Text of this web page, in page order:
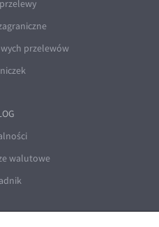
przelewów
walutowe